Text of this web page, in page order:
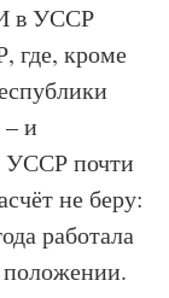
в УССР
где, кроме
и
УССР почти
не беру:
работала